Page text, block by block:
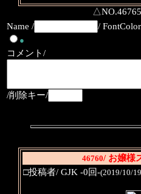
Name /
/
●
コメント/
/削除キー/
46760/ お嬢様
□投稿者/ GJK -0回-(2019/10/